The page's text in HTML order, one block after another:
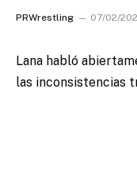
PRWrestling 07/02/
Lana habló
las inconsistencias